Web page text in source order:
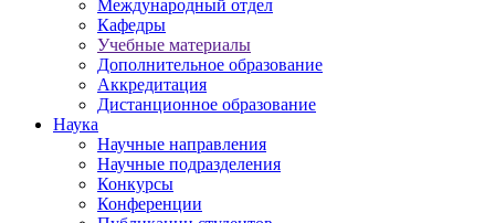
Международный отдел
Кафедры
Учебные материалы
Дополнительное образование
Аккредитация
Дистанционное образование
Наука
Научные направления
Научные подразделения
Конкурсы
Конференции